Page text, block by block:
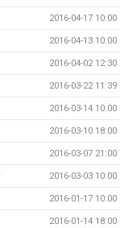
2016-04-17 10:00
2016-04-13 10:00
2016-04-02 12:30
2016-03-22 11:39
2016-03-14 10:00
2016-03-10 18:00
2016-03-07 21:00
2016-03-03 10:00
2016-01-17 10:00
2016-01-14 18:00